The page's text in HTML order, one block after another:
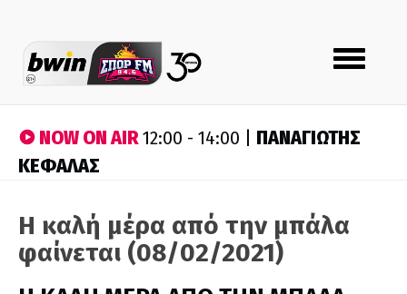
Toggle
navigation
NOW ON AIR12:00 - 14:00 | ΠΑΝΑΓΙΩΤΗΣ
ΚΕΦΑΛΑΣ
Η καλή μέρα από την μπάλα
φαίνεται (08/02/2021)